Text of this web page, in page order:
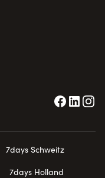
7days Schweitz
7days Holland